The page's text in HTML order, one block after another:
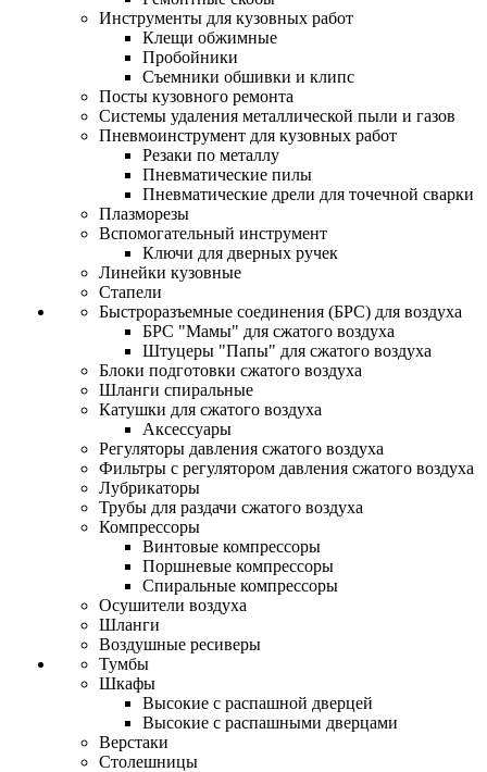
Инструменты для кузовных работ
Клещи обжимные
Пробойники
Съемники обшивки и клипс
Посты кузовного ремонта
Системы удаления металлической пыли и газов
Пневмоинструмент для кузовных работ
Резаки по металлу
Пневматические пилы
Пневматические дрели для точечной сварки
Плазморезы
Вспомогательный инструмент
Ключи для дверных ручек
Линейки кузовные
Стапели
Быстроразъемные соединения (БРС) для воздуха
БРС "Мамы" для сжатого воздуха
Штуцеры "Папы" для сжатого воздуха
Блоки подготовки сжатого воздуха
Шланги спиральные
Катушки для сжатого воздуха
Аксессуары
Регуляторы давления сжатого воздуха
Фильтры с регулятором давления сжатого воздуха
Лубрикаторы
Трубы для раздачи сжатого воздуха
Компрессоры
Винтовые компрессоры
Поршневые компрессоры
Спиральные компрессоры
Осушители воздуха
Шланги
Воздушные ресиверы
Тумбы
Шкафы
Высокие с распашной дверцей
Высокие с распашными дверцами
Верстаки
Столешницы